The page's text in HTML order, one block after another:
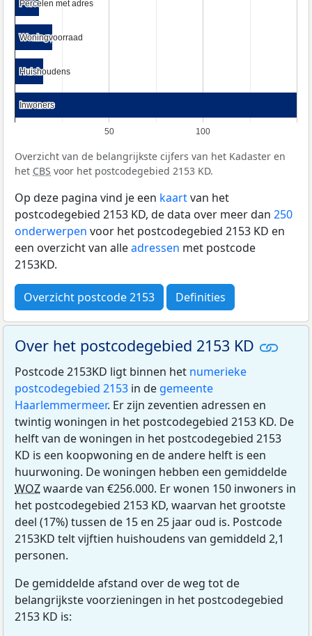
50 100
Percelen met adres
Percelen met adres
Woningvoorraad
Woningvoorraad
Huishoudens
Huishoudens
Inwoners
Inwoners
Overzicht van de belangrijkste cijfers van het Kadaster en
het CBS voor het postcodegebied 2153 KD.
Op deze pagina vind je een kaartvan het
postcodegebied 2153 KD, de data over meer dan 250
onderwerpen voor het postcodegebied 2153 KD en
een overzicht van alleadressen met postcode
2153KD.
Overzicht postcode 2153 Definities
Over het postcodegebied 2153 KD
Postcode 2153KD ligt binnen het numerieke
postcodegebied 2153 in de gemeente
Haarlemmermeer. Er zijn zeventien adressen en
twintig woningen in het postcodegebied 2153 KD. De
helft van de woningen in het postcodegebied 2153
KD is een koopwoning en de andere helft is een
huurwoning. De woningen hebben een gemiddelde
WOZwaarde van €256.000. Er wonen 150 inwoners in
het postcodegebied 2153 KD, waarvan het grootste
deel (17%) tussen de 15 en 25 jaar oud is. Postcode
2153KD telt vijftien huishoudens van gemiddeld 2,1
personen.
De gemiddelde afstand over de weg tot de
belangrijkste voorzieningen in het postcodegebied
2153 KD is: